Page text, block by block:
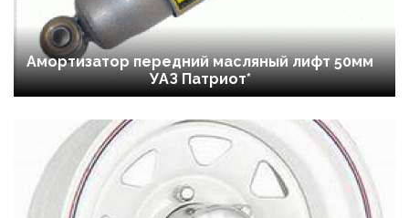
Амортизатор передний масляный лифт 50мм
УАЗ Патриот*